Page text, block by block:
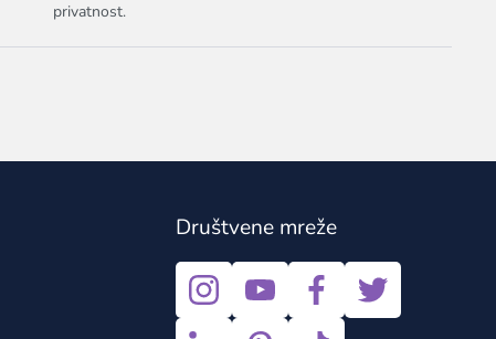
privatnost.
Društvene mreže